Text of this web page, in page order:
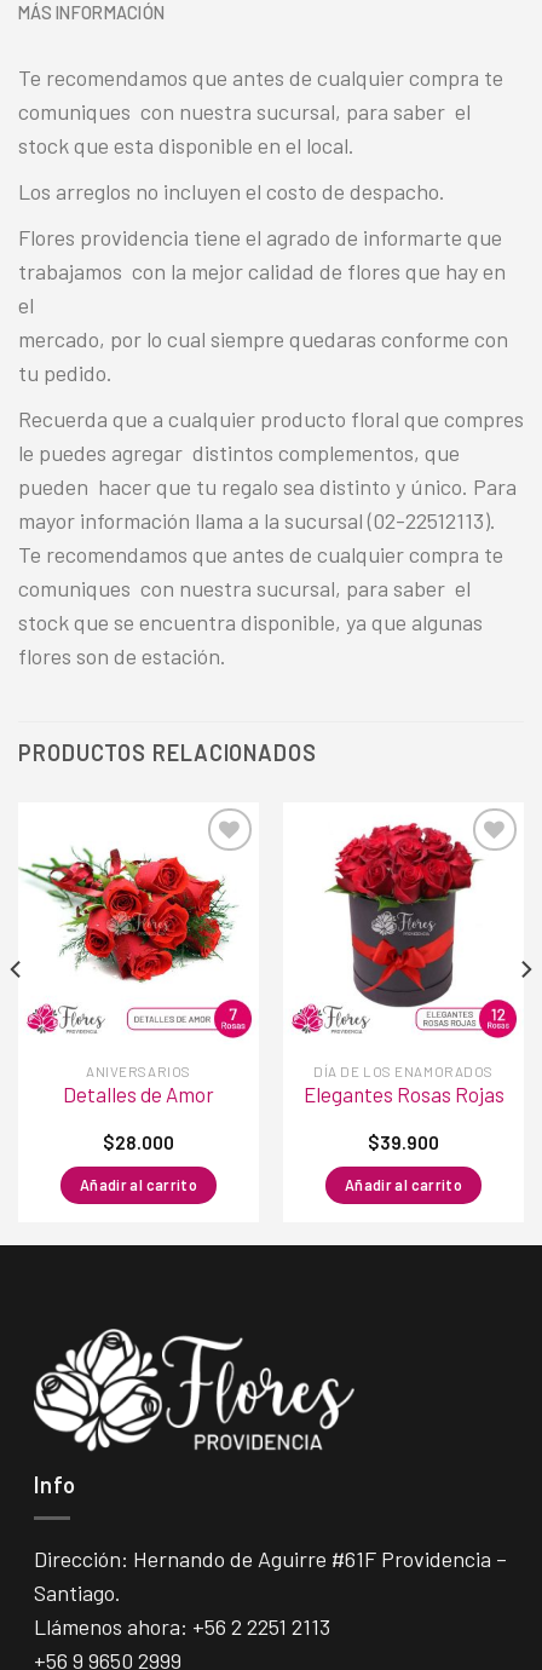
MÁS INFORMACIÓN
Te recomendamos que antes de cualquier compra te
comuniques con nuestra sucursal, para saber el
stock que esta disponible en el local.
Los arreglos no incluyen el costo de despacho.
Flores providencia tiene el agrado de informarte que
trabajamos con la mejor calidad de flores que hay en
el
mercado, por lo cual siempre quedaras conforme con
tu pedido.
Recuerda que a cualquier producto floral que compres
le puedes agregar distintos complementos, que
pueden hacer que tu regalo sea distinto y único. Para
mayor información llama a la sucursal (02-22512113).
Te recomendamos que antes de cualquier compra te
comuniques con nuestra sucursal, para saber el
stock que se encuentra disponible, ya que algunas
flores son de estación.
PRODUCTOS RELACIONADOS
Añadir
a la
lista de
ANIVERSARIOS
Detalles de Amor
$28.000
Añadir al carrito
DÍA DE LOS ENAMORADOS
Elegantes Rosas Rojas
$39.900
Añadir al carrito
Info
Dirección: Hernando de Aguirre #61F Providencia –
Santiago.
Llámenos ahora: +56 2 2251 2113
+56 9 9650 2999